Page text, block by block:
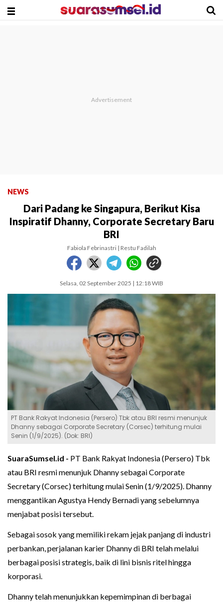
NEWS
Dari Padang ke Singapura, Berikut Kisa
Inspiratif Dhanny, Corporate Secretary Baru
BRI
Fabiola Febrinastri | Restu Fadilah
Selasa, 02 September 2025 | 12:18 WIB
PT Bank Rakyat Indonesia (Persero) Tbk atau BRI resmi menunjuk
Dhanny sebagai Corporate Secretary (Corsec) terhitung mulai
Senin (1/9/2025). (Dok: BRI)
SuaraSumsel.id - PT Bank Rakyat Indonesia (Persero) Tbk
atau BRI resmi menunjuk Dhanny sebagai Corporate
Secretary (Corsec) terhitung mulai Senin (1/9/2025). Dhanny
menggantikan Agustya Hendy Bernadi yang sebelumnya
menjabat posisi tersebut.
Sebagai sosok yang memiliki rekam jejak panjang di industri
perbankan, perjalanan karier Dhanny di BRI telah melalui
berbagai posisi strategis, baik di lini bisnis ritel hingga
korporasi.
Dhanny telah menunjukkan kepemimpinan di berbagai